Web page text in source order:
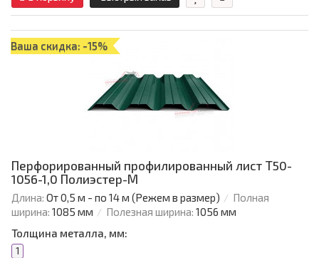
Ваша скидка: -15%
Перфорированный профилированный лист Т50-
1056-1,0 Полиэстер-М
Длина: От 0,5 м - по 14 м (Режем в размер)
Полная
ширина: 1085 мм Полезная ширина: 1056 мм
Толщина металла, мм:
1